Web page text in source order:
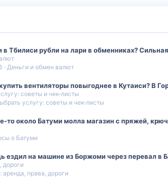
Тбилиси рубли на лари в обменниках?
Деньги и обмен валют
вентиляторы повыгоднее в Кутаиси? В
советы и чек‑листы
услугу: советы и чек‑листы
то около Батуми молла магазин с пряжей,
о Батуми
на машине из Боржоми через перевал в
дороги
аренда, права, дороги